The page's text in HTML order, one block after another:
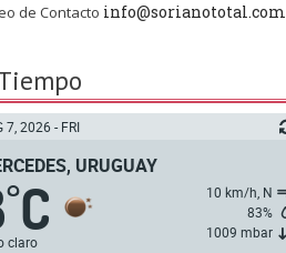
de Contacto info@sorianototal.com
7, 2026 - FRI
URUGUAY
°C
claro
10 km/h, N
83%
1009 mbar